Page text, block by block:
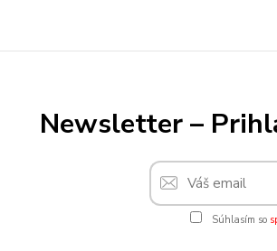
Newsletter –
Súhlasím so